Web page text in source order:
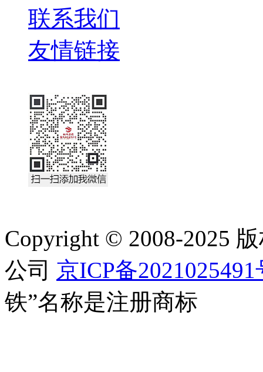
联系我们
友情链接
Copyright © 2008-2025
公司 京ICP备2021025491
铁”名称是注册商标